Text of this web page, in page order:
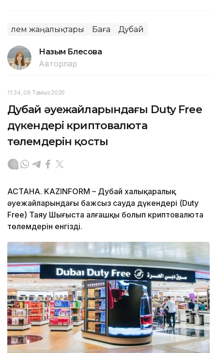
Әлем жаңалықтары Баға Дубай
Назым Бөлесова
Авторлар
11:34, 06 Тамыз 2026
Дубай әуежайларындағы Duty Free
дүкендері криптовалюта
төлемдерін қосты
АСТАНА. KAZINFORM – Дубай халықаралық
әуежайларындағы бажсыз сауда дүкендері (Duty
Free) Таяу Шығыста алғашқы болып криптовалюта
төлемдерін енгізді.